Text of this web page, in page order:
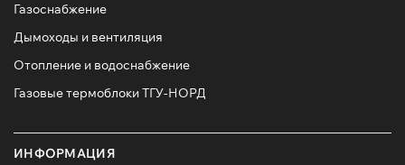
Газоснабжение
Дымоходы и вентиляция
Отопление и водоснабжение
Газовые термоблоки ТГУ-НОРД
ИНФОРМАЦИЯ